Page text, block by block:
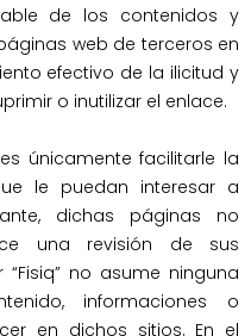
de los contenidos y
web de terceros en
efectivo de la ilicitud y
o inutilizar el enlace.
únicamente facilitarle la
le puedan interesar a
dichas páginas no
una revisión de sus
no asume ninguna
informaciones o
en dichos sitios. En el